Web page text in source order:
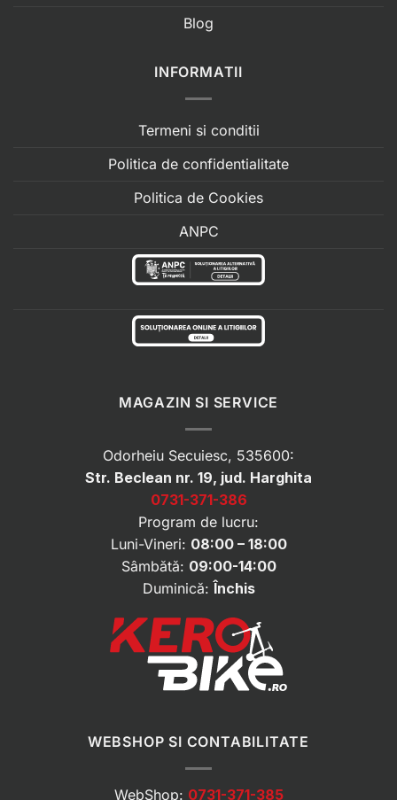
Blog
INFORMATII
Termeni si conditii
Politica de confidentialitate
Politica de Cookies
ANPC
MAGAZIN SI SERVICE
Odorheiu Secuiesc, 535600:
Str. Beclean nr. 19, jud. Harghita
0731-371-386
Program de lucru:
Luni-Vineri: 08:00 – 18:00
Sâmbătă: 09:00-14:00
Duminică:Închis
WEBSHOP SI CONTABILITATE
WebShop: 0731-371-385